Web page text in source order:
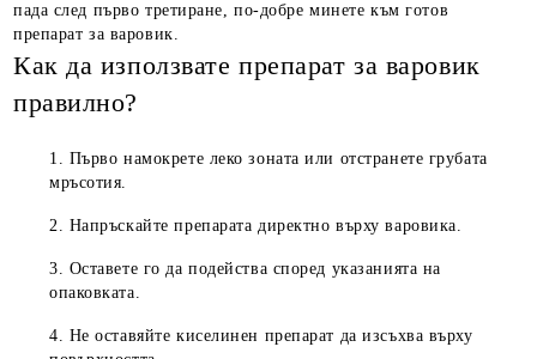
пада след първо третиране, по-добре минете към готов
препарат за варовик.
Как да използвате препарат за варовик
правилно?
Първо намокрете леко зоната или отстранете грубата
мръсотия.
Напръскайте препарата директно върху варовика.
Оставете го да подейства според указанията на
опаковката.
Не оставяйте киселинен препарат да изсъхва върху